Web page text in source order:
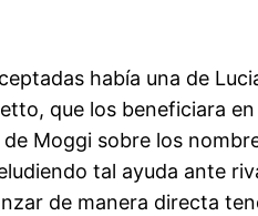
había una de
que los beneficiara
de Moggi sobre los
tal ayuda ante
de manera directa